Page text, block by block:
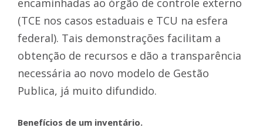
(TCE nos casos estaduais e TCU na esfera
federal). Tais demonstrações facilitam a
obtenção de recursos e dão a transparência
necessária ao novo modelo de Gestão
Publica, já muito difundido.
Benefícios de um inventário.